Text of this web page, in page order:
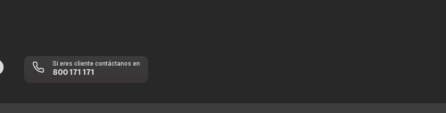
Si eres cliente contáctanos en
800 171 171